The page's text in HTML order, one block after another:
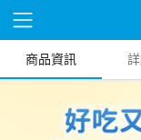
商品資訊